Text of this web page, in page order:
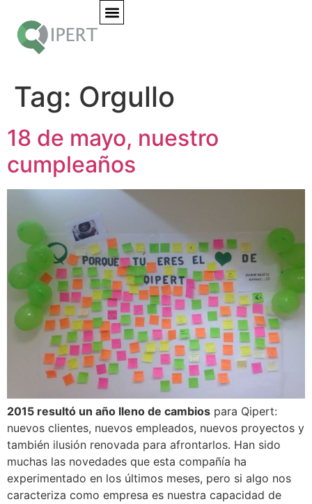
Tag: Orgullo
18 de mayo, nuestro
cumpleaños
2015 resultó un año lleno de cambios para Qipert:
nuevos clientes, nuevos empleados, nuevos proyectos y
también ilusión renovada para afrontarlos. Han sido
muchas las novedades que esta compañía ha
experimentado en los últimos meses, pero si algo nos
caracteriza como empresa es nuestra capacidad de